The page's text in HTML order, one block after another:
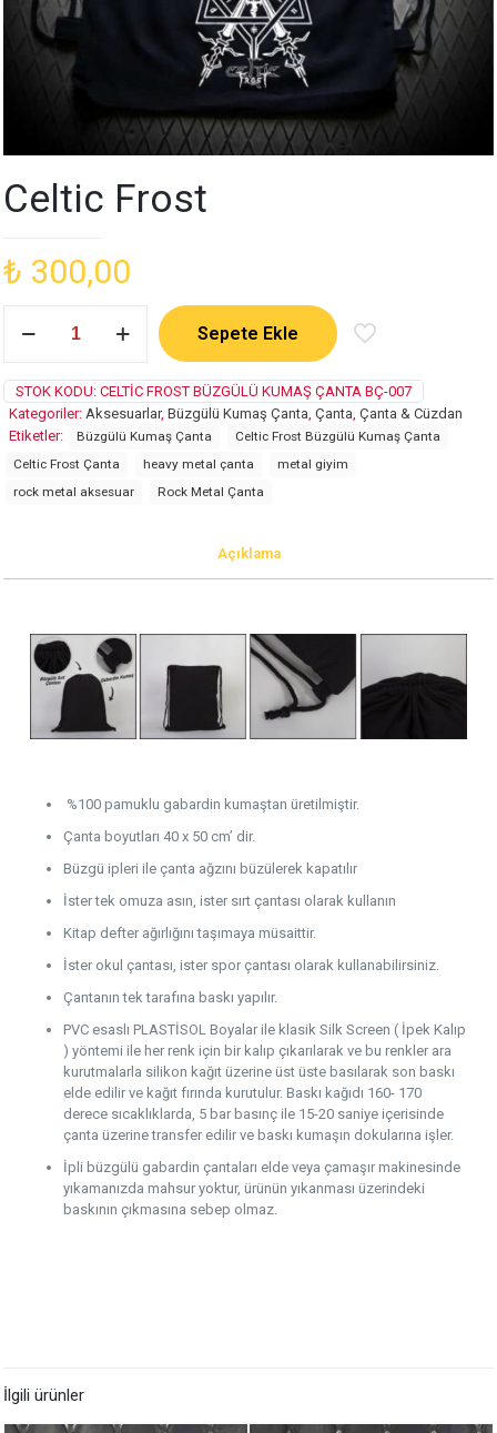
Celtic Frost
₺ 300,00
Frost
Sepete Ekle
STOK KODU: CELTIC FROST BÜZGÜLÜ KUMAŞ ÇANTA BÇ-007
Kategoriler: Aksesuarlar, Büzgülü Kumaş Çanta Çanta Çanta & Cüzdan
Etiketler:
Büzgülü Kumaş Çanta
Celtic Frost Büzgülü Kumaş Çanta
Celtic Frost Çanta
heavy metal çanta
metal giyim
rock metal aksesuar
Rock Metal Çanta
Açıklama
%100 pamuklu gabardin kumaştan üretilmiştir.
Çanta boyutları 40 x 50 cm’ dir.
Büzgü ipleri ile çanta ağzını büzülerek kapatılır
İster tek omuza asın, ister sırt çantası olarak kullanın
Kitap defter ağırlığını taşımaya müsaittir.
İster okul çantası, ister spor çantası olarak kullanabilirsiniz.
Çantanın tek tarafına baskı yapılır.
PVC esaslı PLASTİSOL Boyalar ile klasik Silk Screen ( İpek Kalıp
) yöntemi ile her renk için bir kalıp çıkarılarak ve bu renkler ara
kurutmalarla silikon kağıt üzerine üst üste basılarak son baskı
elde edilir ve kağıt fırında kurutulur. Baskı kağıdı 160- 170
derece sıcaklıklarda, 5 bar basınç ile 15-20 saniye içerisinde
çanta üzerine transfer edilir ve baskı kumaşın dokularına işler.
İpli büzgülü gabardin çantaları elde veya çamaşır makinesinde
yıkamanızda mahsur yoktur, ürünün yıkanması üzerindeki
baskının çıkmasına sebep olmaz.
İlgili ürünler